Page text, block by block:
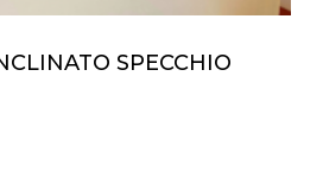
SPECCHIO